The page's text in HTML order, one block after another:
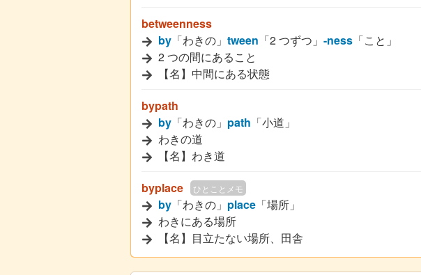
betweenness
by 「わきの」 tween 「2 つずつ」 -ness 「こと」
2 つの間にあること
【名】中間にある状態
bypath
by 「わきの」 path 「小道」
わきの道
【名】わき道
byplace
ひとことメモ
by 「わきの」 place 「場所」
わきにある場所
【名】目立たない場所、田舎